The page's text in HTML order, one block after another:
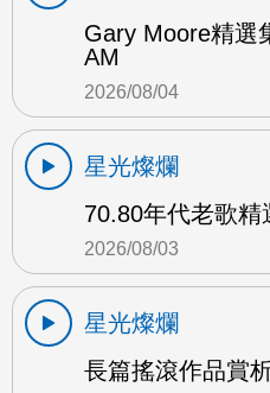
Gary Moore精選
AM
2026/08/04
星光燦爛
70.80年代老歌精
2026/08/03
星光燦爛
長篇搖滾作品賞